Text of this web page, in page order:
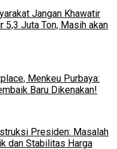
Jangan Khawatir
5,3 Juta Ton, Masih akan
Menkeu Purbaya:
Baru Dikenakan!
Presiden: Masalah
dan Stabilitas Harga